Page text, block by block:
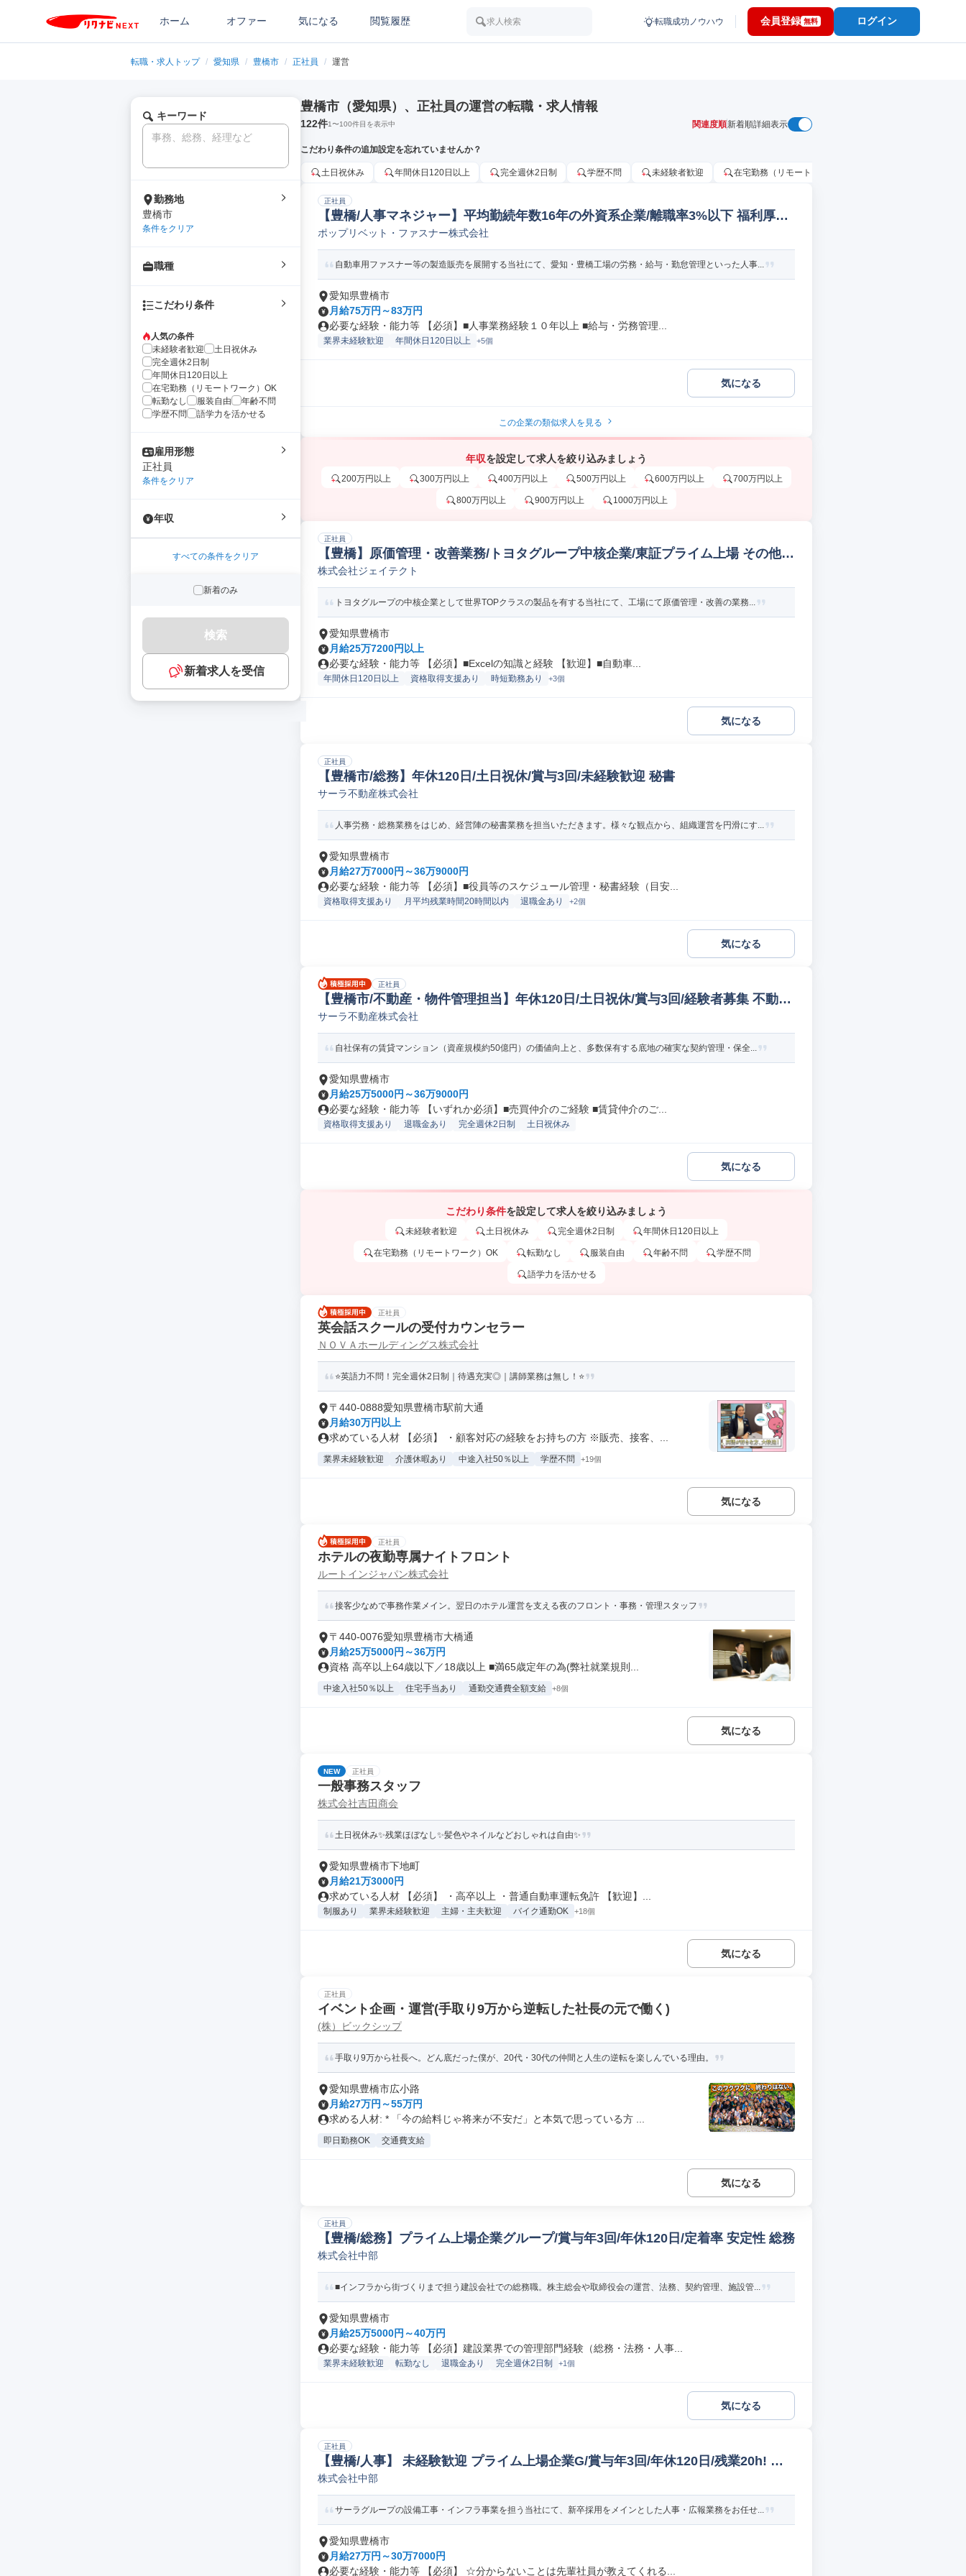
ホーム オファー 気になる 閲覧履歴 求人検索 転職成功ノウハウ 会員登録 無料 ログイン
転職・求人トップ / 愛知県 / 豊橋市 / 正社員 / 運営
キーワード
勤務地
豊橋市
条件をクリア
職種
こだわり条件
人気の条件
未経験者歓迎
土日祝休み
完全週休2日制
年間休日120日以上
在宅勤務（リモートワーク）OK
転勤なし
服装自由
年齢不問
学歴不問
語学力を活かせる
雇用形態
正社員
条件をクリア
年収
すべての条件をクリア
新着のみ
検索
新着求人を受信
豊橋市（愛知県）、正社員の運営の転職・求人情報
122件1〜100件目を表示中 関連度順新着順詳細表示
こだわり条件の追加設定を忘れていませんか？
土日祝休み 年間休日120日以上 完全週休2日制 学歴不問 未経験者歓迎 在宅勤務（リモートワーク）OK
正社員
【豊橋/人事マネジャー】平均勤続年数16年の外資系企業/離職率3%以下 福利厚生/
労務/給与管理人事
ポップリベット・ファスナー株式会社
自動車用ファスナー等の製造販売を展開する当社にて、愛知・豊橋工場の労務・給与・勤怠管理といった人事...
愛知県豊橋市
月給75万円～83万円
必要な経験・能力等 【必須】■人事業務経験１０年以上 ■給与・労務管理...
業界未経験歓迎 年間休日120日以上 +5個
気になる
この企業の類似求人を見る
年収を設定して求人を絞り込みましょう
200万円以上 300万円以上 400万円以上 500万円以上 600万円以上 700万円以上
800万円以上 900万円以上 1000万円以上
正社員
【豊橋】原価管理・改善業務/トヨタグループ中核企業/東証プライム上場 その他コ
ーポレートスタッフ
株式会社ジェイテクト
トヨタグループの中核企業として世界TOPクラスの製品を有する当社にて、工場にて原価管理・改善の業務...
愛知県豊橋市
月給25万7200円以上
必要な経験・能力等 【必須】■Excelの知識と経験 【歓迎】■自動車...
年間休日120日以上 資格取得支援あり 時短勤務あり +3個
気になる
正社員
【豊橋市/総務】年休120日/土日祝休/賞与3回/未経験歓迎 秘書
サーラ不動産株式会社
人事労務・総務業務をはじめ、経営陣の秘書業務を担当いただきます。様々な観点から、組織運営を円滑にす...
愛知県豊橋市
月給27万7000円～36万9000円
必要な経験・能力等 【必須】■役員等のスケジュール管理・秘書経験（目安...
資格取得支援あり 月平均残業時間20時間以内 退職金あり +2個
気になる
正社員
【豊橋市/不動産・物件管理担当】年休120日/土日祝休/賞与3回/経験者募集 不動産
投資アセットマネジメント
サーラ不動産株式会社
自社保有の賃貸マンション（資産規模約50億円）の価値向上と、多数保有する底地の確実な契約管理・保全...
愛知県豊橋市
月給25万5000円～36万9000円
必要な経験・能力等 【いずれか必須】■売買仲介のご経験 ■賃貸仲介のご...
資格取得支援あり 退職金あり 完全週休2日制 土日祝休み
気になる
こだわり条件を設定して求人を絞り込みましょう
未経験者歓迎 土日祝休み 完全週休2日制 年間休日120日以上
在宅勤務（リモートワーク）OK 転勤なし 服装自由 年齢不問 学歴不問
語学力を活かせる
正社員
英会話スクールの受付カウンセラー
ＮＯＶＡホールディングス株式会社
⭐英語力不問！完全週休2日制｜待遇充実◎｜講師業務は無し！⭐
〒440-0888愛知県豊橋市駅前大通
月給30万円以上
求めている人材 【必須】 ・顧客対応の経験をお持ちの方 ※販売、接客、...
業界未経験歓迎 介護休暇あり 中途入社50％以上 学歴不問 +19個
気になる
正社員
ホテルの夜勤専属ナイトフロント
ルートインジャパン株式会社
接客少なめで事務作業メイン。翌日のホテル運営を支える夜のフロント・事務・管理スタッフ
〒440-0076愛知県豊橋市大橋通
月給25万5000円～36万円
資格 高卒以上64歳以下／18歳以上 ■満65歳定年の為(弊社就業規則...
中途入社50％以上 住宅手当あり 通勤交通費全額支給 +8個
気になる
NEW 正社員
一般事務スタッフ
株式会社吉田商会
土日祝休み✨残業ほぼなし✨髪色やネイルなどおしゃれは自由✨
愛知県豊橋市下地町
月給21万3000円
求めている人材 【必須】 ・高卒以上 ・普通自動車運転免許 【歓迎】...
制服あり 業界未経験歓迎 主婦・主夫歓迎 バイク通勤OK +18個
気になる
正社員
イベント企画・運営(手取り9万から逆転した社長の元で働く)
(株）ビックシップ
手取り9万から社長へ。どん底だった僕が、20代・30代の仲間と人生の逆転を楽しんでいる理由。
愛知県豊橋市広小路
月給27万円～55万円
求める人材: * 「今の給料じゃ将来が不安だ」と本気で思っている方 ...
即日勤務OK 交通費支給
気になる
正社員
【豊橋/総務】プライム上場企業グループ/賞与年3回/年休120日/定着率 安定性 総務
株式会社中部
■インフラから街づくりまで担う建設会社での総務職。株主総会や取締役会の運営、法務、契約管理、施設管...
愛知県豊橋市
月給25万5000円～40万円
必要な経験・能力等 【必須】建設業界での管理部門経験（総務・法務・人事...
業界未経験歓迎 転勤なし 退職金あり 完全週休2日制 +1個
気になる
正社員
【豊橋/人事】 未経験歓迎 プライム上場企業G/賞与年3回/年休120日/残業20h! 採
用人事
株式会社中部
サーラグループの設備工事・インフラ事業を担う当社にて、新卒採用をメインとした人事・広報業務をお任せ...
愛知県豊橋市
月給27万円～30万7000円
必要な経験・能力等 【必須】 ☆分からないことは先輩社員が教えてくれる...